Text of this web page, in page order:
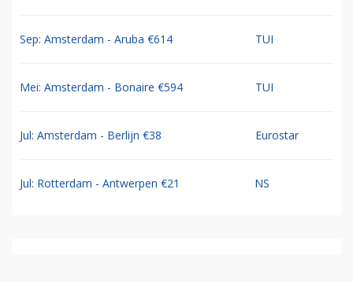
Sep: Amsterdam - Aruba €614 TUI
Mei: Amsterdam - Bonaire €594 TUI
Jul: Amsterdam - Berlijn €38 Eurostar
Jul: Rotterdam - Antwerpen €21 NS